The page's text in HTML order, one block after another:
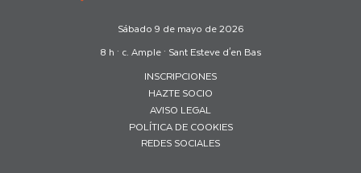
Sábado 9 de mayo de 2026
8 h · c. Ample · Sant Esteve d'en Bas
INSCRIPCIONES
HAZTE SOCIO
AVISO LEGAL
POLÍTICA DE COOKIES
REDES SOCIALES